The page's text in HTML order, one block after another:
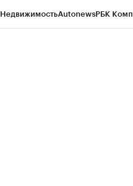
НедвижимостьAutonewsРБК